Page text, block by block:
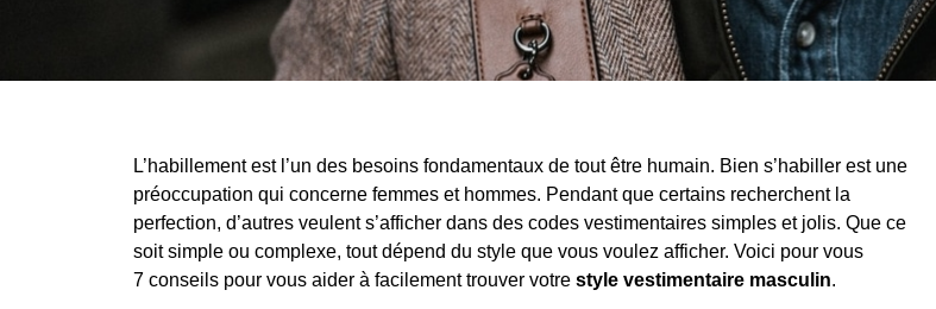
L’habillement est l’un des besoins fondamentaux de tout être humain. Bien s’habiller est une
préoccupation qui concerne femmes et hommes. Pendant que certains recherchent la
perfection, d’autres veulent s’afficher dans des codes vestimentaires simples et jolis. Que ce
soit simple ou complexe, tout dépend du style que vous voulez afficher. Voici pour vous
7 conseils pour vous aider à facilement trouver votre style vestimentaire masculin.